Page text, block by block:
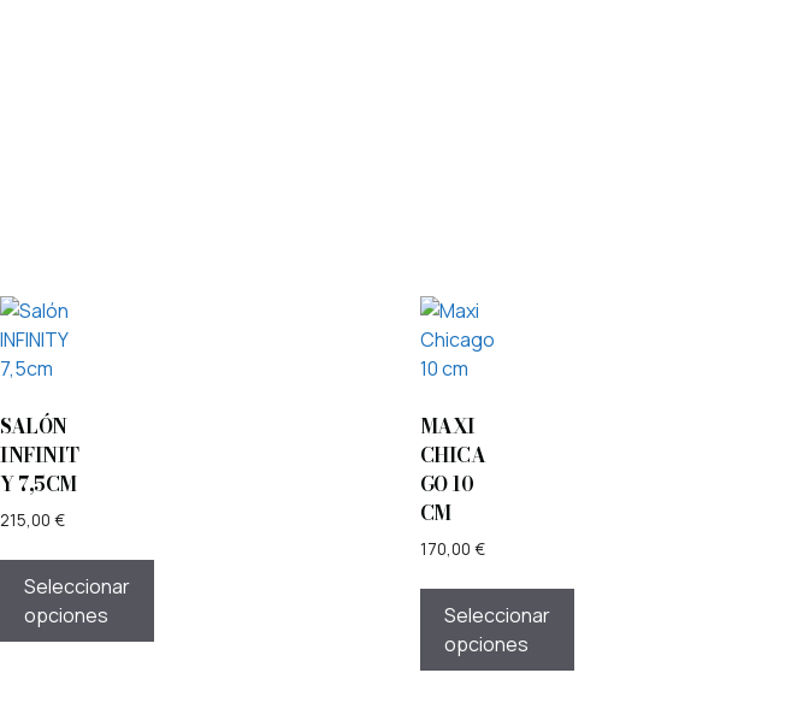
SALÓN
INFINIT
Y 7,5CM
215,00 €
Seleccionar
opciones
MAXI
CHICA
GO 10
CM
170,00 €
Seleccionar
opciones